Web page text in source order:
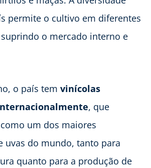
permite o cultivo em diferentes
o mercado interno e
o país tem vinícolas
, que
um dos maiores
uvas do mundo, tanto para
quanto para a produção de